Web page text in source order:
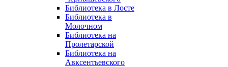
Библиотека в Лосте
Библиотека в
Молочном
Библиотека на
Пролетарской
Библиотека на
Авксентьевского